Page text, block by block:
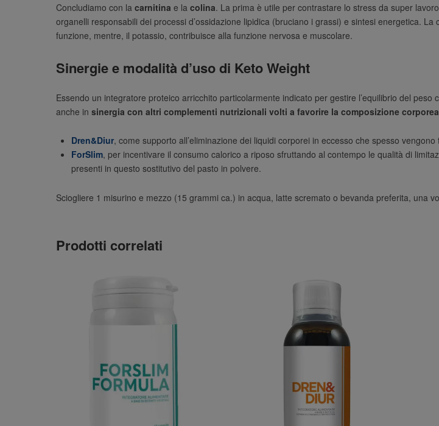
Concludiamo con la carnitina e la colina. La prima è utile per contrastare lo stress da super
organelli responsabili dei processi d’ossidazione lipidica (bruciano i grassi) e sintesi energetica.
funzione, mentre, il potassio, contribuisce alla funzione nervosa e muscolare.
Sinergie e modalità d’uso di Keto Weight
Essendo un integratore proteico arricchito particolarmente indicato per gestire l’equilibrio del
anche in sinergia con altri complementi nutrizionali volti a favorire la composizione corporea
Dren&Diur, come supporto all’eliminazione dei liquidi corporei in eccesso che spesso
ForSlim, per incentivare il consumo calorico a riposo sfruttando al contempo le qualità di
presenti in questo sostitutivo del pasto in polvere.
Sciogliere 1 misurino e mezzo (15 grammi ca.) in acqua, latte scremato o bevanda preferita, una
Prodotti correlati